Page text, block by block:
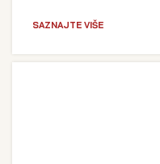
SAZNAJTE VIŠE